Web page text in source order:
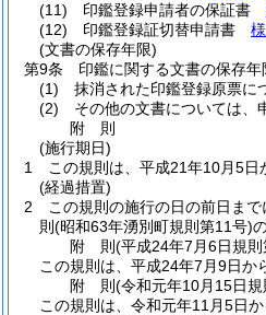
(11)
印鑑登録申請者の保証書
(12)
印鑑登録証切替申請書
(文書の保存年限)
第9条
印鑑に関する文書の保存年
(1)
抹消された印鑑登録原票に
(2)
その他の文書については、
附 則
(施行期日)
1
この規則は、平成21年10月5日
(経過措置)
2
この規則の施行の日の前日ま
則 (昭和63年湧別町規則第11号)
附 則(平成24年7月6日規則
この規則は、平成24年7月9日か
附 則(令和元年10月15日規
この規則は、令和元年11月5日か